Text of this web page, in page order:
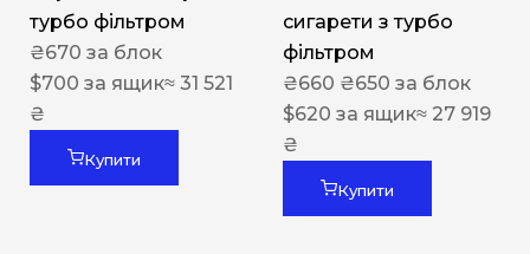
турбо фільтром
₴670 за блок
$700 за ящик≈ 31 521
₴
Купити
сигарети з турбо
фільтром
₴660 ₴650 за блок
$620 за ящик≈ 27 919
₴
Купити